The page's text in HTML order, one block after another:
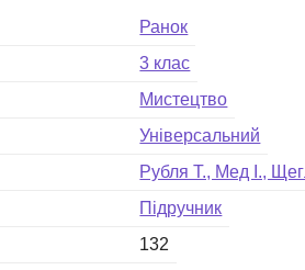
Ранок
3 клас
Мистецтво
Універсальний
Рубля Т., Мед І.,
Підручник
132